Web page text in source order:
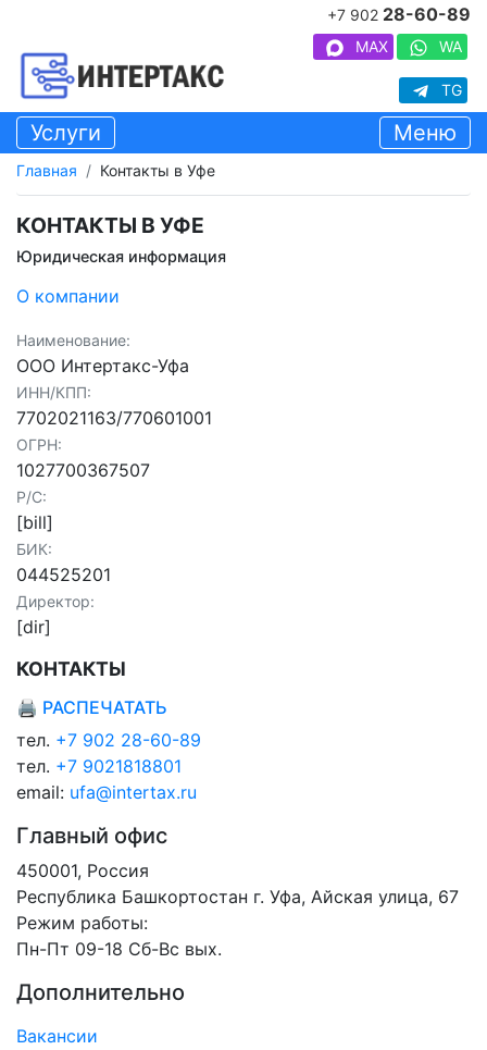
+7 902 28-60-89
MAX WA
TG
Услуги Меню
Главная Контакты в Уфе
КОНТАКТЫ В УФЕ
Юридическая информация
О компании
Наименование:
ООО Интертакс-Уфа
ИНН/КПП:
7702021163/770601001
ОГРН:
1027700367507
Р/С:
[bill]
БИК:
044525201
Директор:
[dir]
КОНТАКТЫ
🖨 РАСПЕЧАТАТЬ
тел. +7 902 28-60-89
тел. +7 9021818801
email: ufa@intertax.ru
Главный офис
450001, Россия
Республика Башкортостан г. Уфа, Айская улица, 67
Режим работы:
Пн-Пт 09-18 Сб-Вс вых.
Дополнительно
Вакансии